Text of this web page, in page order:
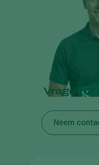
Vragen of
Neem